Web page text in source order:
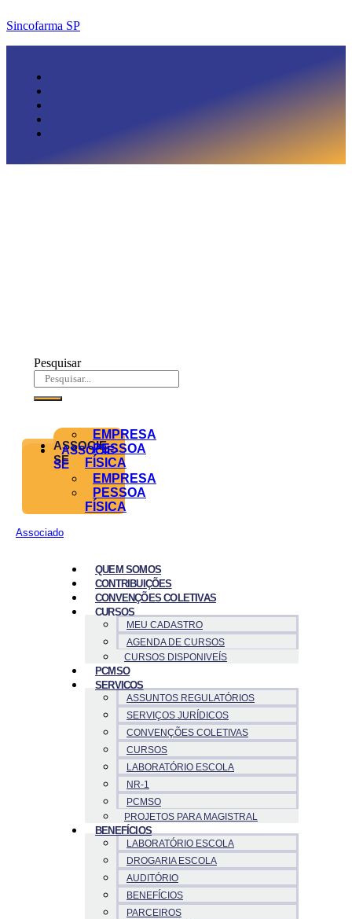
Sincofarma SP
Pesquisar
ASSOCIE-
SE
EMPRESA
PESSOA
FÍSICA
ASSOCIE-
SE
EMPRESA
PESSOA
FÍSICA
Associado
QUEM SOMOS
CONTRIBUIÇÕES
CONVENÇÕES COLETIVAS
CURSOS
MEU CADASTRO
AGENDA DE CURSOS
CURSOS DISPONIVEÍS
PCMSO
SERVICOS
ASSUNTOS REGULATÓRIOS
SERVIÇOS JURÍDICOS
CONVENÇÕES COLETIVAS
CURSOS
LABORATÓRIO ESCOLA
NR-1
PCMSO
PROJETOS PARA MAGISTRAL
BENEFÍCIOS
LABORATÓRIO ESCOLA
DROGARIA ESCOLA
AUDITÓRIO
BENEFÍCIOS
PARCEIROS